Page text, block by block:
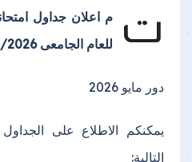
ت
م اعلان جداول
للعام الجامعى 2025/2026
دور مايو 2026
يمكنكم الاطلاع على
التالية: